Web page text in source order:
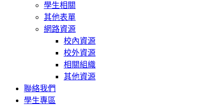
學生相關
其他表單
網路資源
校內資源
校外資源
相關組織
其他資源
聯絡我們
學生專區